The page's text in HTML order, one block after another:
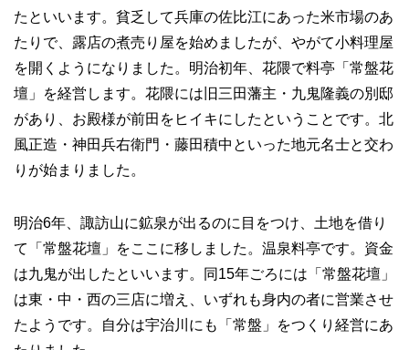
たといいます。貧乏して兵庫の佐比江にあった米市場のあ
たりで、露店の煮売り屋を始めましたが、やがて小料理屋
を開くようになりました。明治初年、花隈で料亭「常盤花
壇」を経営します。花隈には旧三田藩主・九鬼隆義の別邸
があり、お殿様が前田をヒイキにしたということです。北
風正造・神田兵右衛門・藤田積中といった地元名士と交わ
りが始まりました。
明治6年、諏訪山に鉱泉が出るのに目をつけ、土地を借り
て「常盤花壇」をここに移しました。温泉料亭です。資金
は九鬼が出したといいます。同15年ごろには「常盤花壇」
は東・中・西の三店に増え、いずれも身内の者に営業させ
たようです。自分は宇治川にも「常盤」をつくり経営にあ